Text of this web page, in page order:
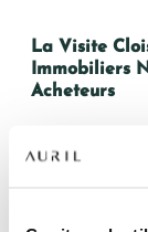
La Visite
Immobiliers
Acheteurs
Lorsqu’on
également